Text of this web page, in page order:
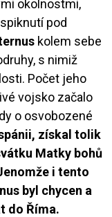
okolnostmi,
pod
kolem sebe
s nimiž
Počet jeho
vojsko začalo
o osvobozené
získal tolik
Matky bohů
i tento
byl chycen a
do Říma.